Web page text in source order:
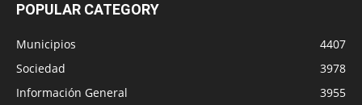
POPULAR CATEGORY
Municipios
4407
Sociedad
3978
Información General
3955